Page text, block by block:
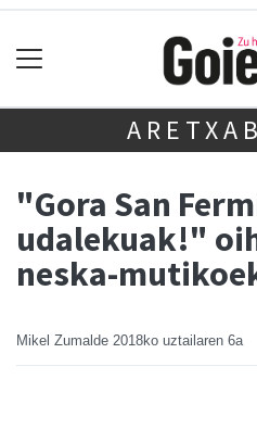
"Gora San
udalekuak!"
neska-
Mikel Zumalde 2018ko uztailaren 6a